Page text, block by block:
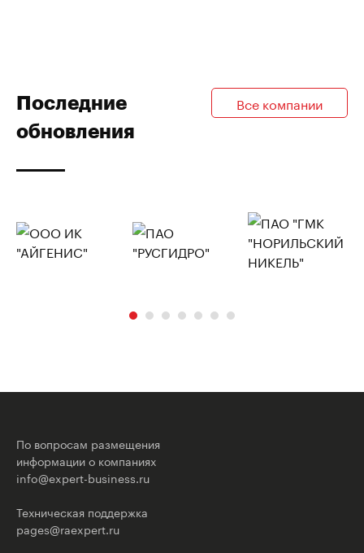
Последние
обновления
Все компании
По вопросам размещения
информации о компаниях
info@expert-business.ru
Техническая поддержка
pages@raexpert.ru